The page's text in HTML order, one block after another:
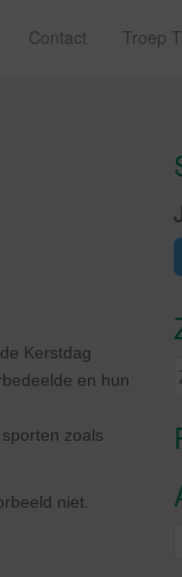
Contact Troep
Kerstdag
en hun
zoals
niet.